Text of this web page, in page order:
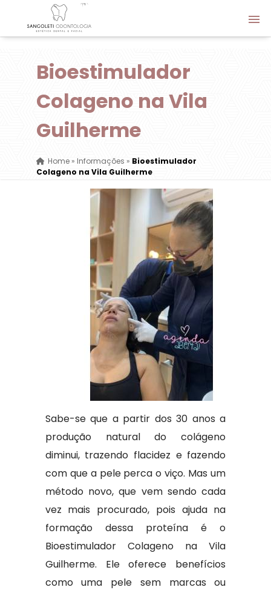
Bioestimulador
Colageno na Vila
Guilherme
Home» Informações » Bioestimulador
Colageno na Vila Guilherme
Sabe-se que a partir dos 30 anos a
produção natural do colágeno
diminui, trazendo flacidez e fazendo
com que a pele perca o viço. Mas um
método novo, que vem sendo cada
vez mais procurado, pois ajuda na
formação dessa proteína é o
Bioestimulador Colageno na Vila
Guilherme. Ele oferece benefícios
como uma pele sem marcas ou